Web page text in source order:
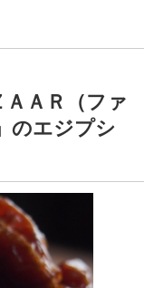
ＡＲ（ファ
エジプシ